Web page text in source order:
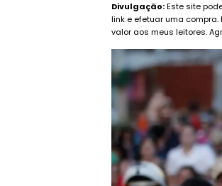
Divulgação:Este site
link e efetuar uma
valor aos meus leitores.